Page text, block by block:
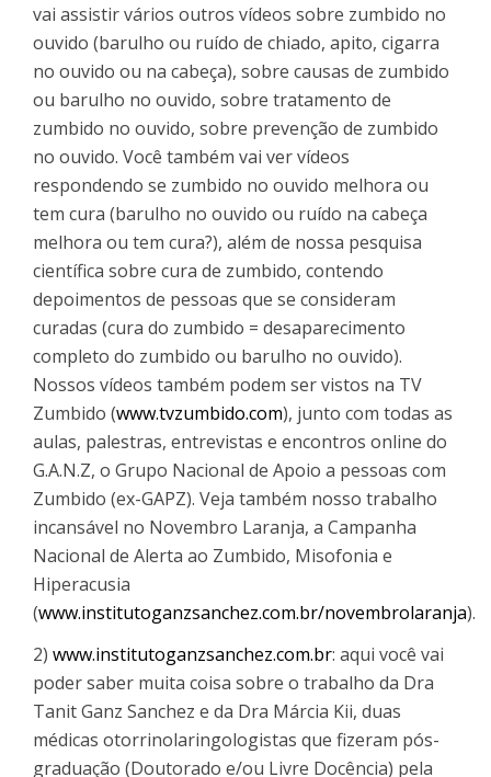
vai assistir vários outros vídeos sobre zumbido no
ouvido (barulho ou ruído de chiado, apito, cigarra
no ouvido ou na cabeça), sobre causas de zumbido
ou barulho no ouvido, sobre tratamento de
zumbido no ouvido, sobre prevenção de zumbido
no ouvido. Você também vai ver vídeos
respondendo se zumbido no ouvido melhora ou
tem cura (barulho no ouvido ou ruído na cabeça
melhora ou tem cura?), além de nossa pesquisa
científica sobre cura de zumbido, contendo
depoimentos de pessoas que se consideram
curadas (cura do zumbido = desaparecimento
completo do zumbido ou barulho no ouvido).
Nossos vídeos também podem ser vistos na TV
Zumbido (www.tvzumbido.com), junto com todas as
aulas, palestras, entrevistas e encontros online do
G.A.N.Z, o Grupo Nacional de Apoio a pessoas com
Zumbido (ex-GAPZ). Veja também nosso trabalho
incansável no Novembro Laranja, a Campanha
Nacional de Alerta ao Zumbido, Misofonia e
Hiperacusia
(www.institutoganzsanchez.com.br/novembrolaranja).
2) www.institutoganzsanchez.com.br: aqui você vai
poder saber muita coisa sobre o trabalho da Dra
Tanit Ganz Sanchez e da Dra Márcia Kii, duas
médicas otorrinolaringologistas que fizeram pós-
graduação (Doutorado e/ou Livre Docência) pela